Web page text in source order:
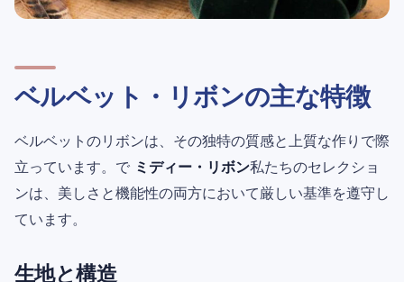
ベルベット・リボンの主な特徴
ベルベットのリボンは、その独特の質感と上質な作りで際
立っています。で ミディー・リボン私たちのセレクショ
ンは、美しさと機能性の両方において厳しい基準を遵守し
ています。
生地と構造